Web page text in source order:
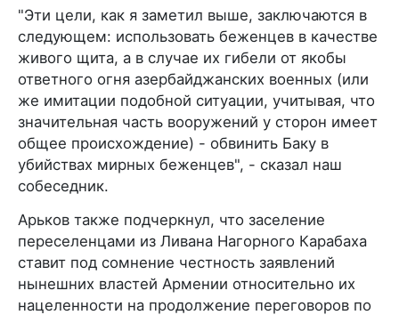
"Эти цели, как я заметил выше, заключаются в
следующем: использовать беженцев в качестве
живого щита, а в случае их гибели от якобы
ответного огня азербайджанских военных (или
же имитации подобной ситуации, учитывая, что
значительная часть вооружений у сторон имеет
общее происхождение) - обвинить Баку в
убийствах мирных беженцев", - сказал наш
собеседник.
Арьков также подчеркнул, что заселение
переселенцами из Ливана Нагорного Карабаха
ставит под сомнение честность заявлений
нынешних властей Армении относительно их
нацеленности на продолжение переговоров по